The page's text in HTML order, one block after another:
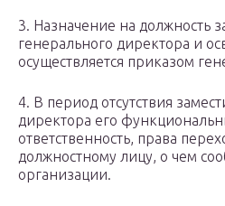
3. Назначение на должность
генерального директора и
осуществляется приказом
4. В период отсутствия
директора его
ответственность, права
должностному лицу, о чем
организации.